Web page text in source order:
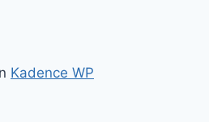
Kadence WP